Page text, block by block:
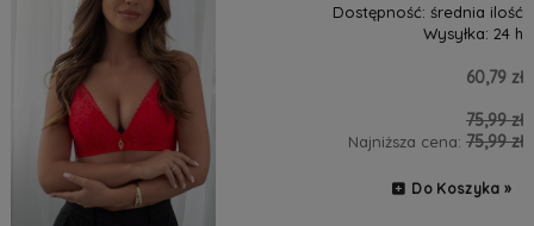
Dostępność: średnia ilość
Wysyłka: 24 h
60,79 zł
75,99 zł
Najniższa cena:75,99 zł
Do Koszyka »